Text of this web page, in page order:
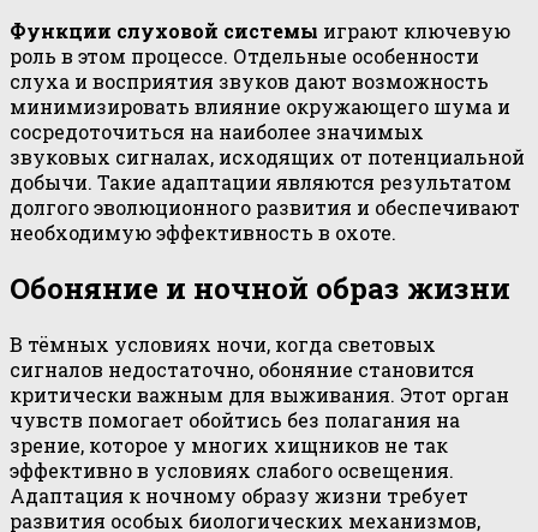
Функции слуховой системы играют ключевую
роль в этом процессе. Отдельные особенности
слуха и восприятия звуков дают возможность
минимизировать влияние окружающего шума и
сосредоточиться на наиболее значимых
звуковых сигналах, исходящих от потенциальной
добычи. Такие адаптации являются результатом
долгого эволюционного развития и обеспечивают
необходимую эффективность в охоте.
Обоняние и ночной образ жизни
В тёмных условиях ночи, когда световых
сигналов недостаточно, обоняние становится
критически важным для выживания. Этот орган
чувств помогает обойтись без полагания на
зрение, которое у многих хищников не так
эффективно в условиях слабого освещения.
Адаптация к ночному образу жизни требует
развития особых биологических механизмов,